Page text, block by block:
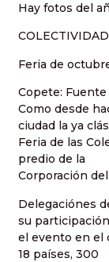
Hay fotos del
Feria de
Copete:
Como desde
ciudad la ya
Feria de las
predio de la
Corporación
Delegaciónes
su
el evento en el
18 países, 300